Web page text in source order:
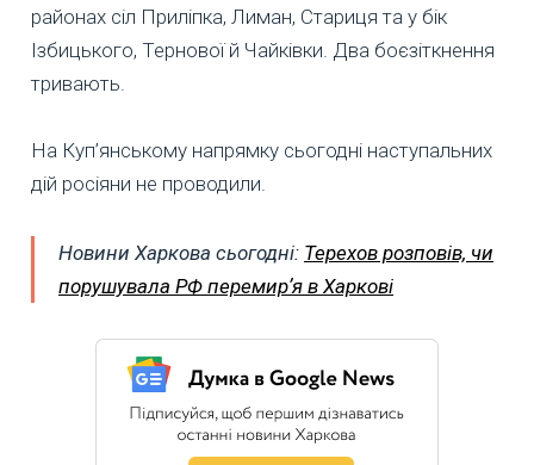
районах сіл Приліпка, Лиман, Стариця та у бік
Ізбицького, Тернової й Чайківки. Два боєзіткнення
тривають.
На Куп’янському напрямку сьогодні наступальних
дій росіяни не проводили.
Новини Харкова сьогодні: Терехов розповів, чи
порушувала РФ перемирʼя в Харкові